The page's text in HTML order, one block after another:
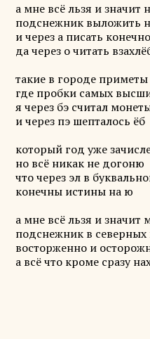
а мне всё льзя и значит
подснежник выложить
и через а писать конечно
да через о читать
такие в городе приметы
где пробки самых
я через бэ считал
и через пэ шепталось ёб
который год уже
но всё никак не догоню
что через эл в
конечны истины на ю
а мне всё льзя и значит
подснежник в северных
восторженно и
а всё что кроме сразу